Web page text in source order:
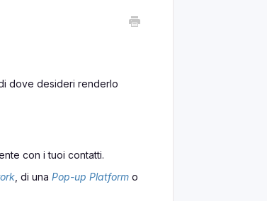
dove desideri renderlo
con i tuoi contatti.
, di una Pop-up Platformo